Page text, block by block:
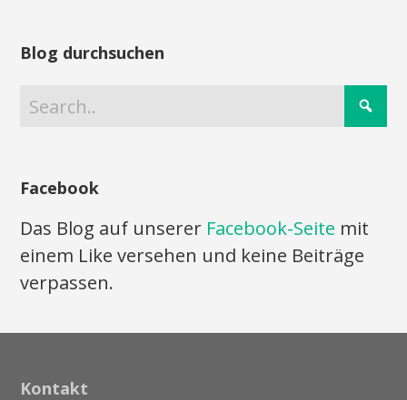
Blog durchsuchen
Facebook
Das Blog auf unserer Facebook-Seite mit
einem Like versehen und keine Beiträge
verpassen.
Kontakt